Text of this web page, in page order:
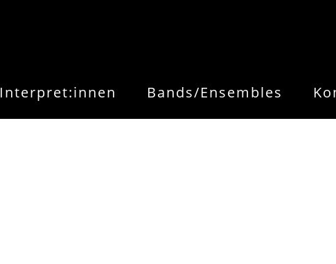
Interpret:innen Bands/Ensembles